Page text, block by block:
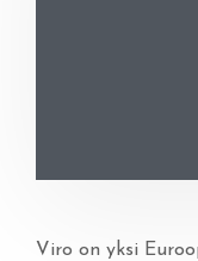
Viro on yksi